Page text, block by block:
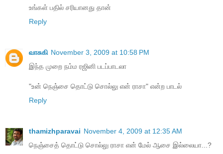
உங்கள் பதில் சரியானது தான்
Reply
வாசுகி November 3, 2009 at 10:58 PM
இந்த முறை நம்ம ரஜினி படப்பாடலா
"உன் நெஞ்சை தொட்டு சொல்லு என் ராசா" என்ற பாடல்
Reply
thamizhparavai November 4, 2009 at 12:35 AM
நெஞ்சைத் தொட்டு சொல்லு ராசா என் மேல் ஆசை இல்லையா...?